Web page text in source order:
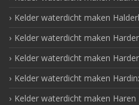
Kelder waterdicht maken
Kelder waterdicht maken
Kelder waterdicht maken
Kelder waterdicht maken
Kelder waterdicht maken Haren